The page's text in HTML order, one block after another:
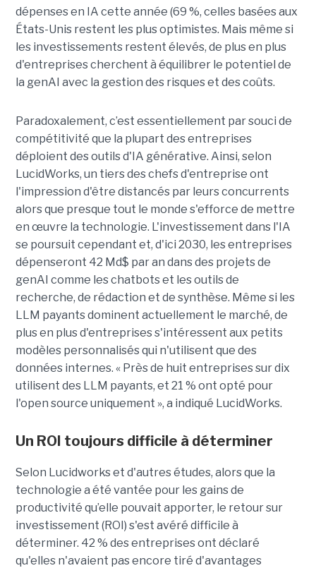
dépenses en IA cette année (69 %, celles basées aux
États-Unis restent les plus optimistes. Mais même si
les investissements restent élevés, de plus en plus
d'entreprises cherchent à équilibrer le potentiel de
la genAI avec la gestion des risques et des coûts.
Paradoxalement, c’est essentiellement par souci de
compétitivité que la plupart des entreprises
déploient des outils d'IA générative. Ainsi, selon
LucidWorks, un tiers des chefs d'entreprise ont
l'impression d'être distancés par leurs concurrents
alors que presque tout le monde s'efforce de mettre
en œuvre la technologie. L'investissement dans l'IA
se poursuit cependant et, d'ici 2030, les entreprises
dépenseront 42 Md$ par an dans des projets de
genAI comme les chatbots et les outils de
recherche, de rédaction et de synthèse. Même si les
LLM payants dominent actuellement le marché, de
plus en plus d'entreprises s'intéressent aux petits
modèles personnalisés qui n'utilisent que des
données internes. « Près de huit entreprises sur dix
utilisent des LLM payants, et 21 % ont opté pour
l'open source uniquement », a indiqué LucidWorks.
Un ROI toujours difficile à déterminer
Selon Lucidworks et d'autres études, alors que la
technologie a été vantée pour les gains de
productivité qu’elle pouvait apporter, le retour sur
investissement (ROI) s'est avéré difficile à
déterminer. 42 % des entreprises ont déclaré
qu'elles n'avaient pas encore tiré d'avantages